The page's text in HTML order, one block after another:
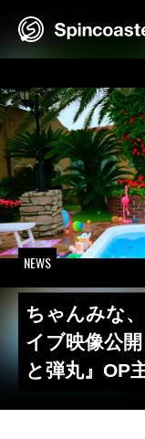
NEWS
ちゃんみな
イブ映像公
と弾丸』OP